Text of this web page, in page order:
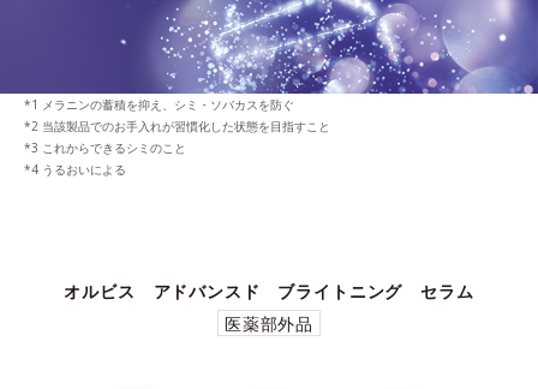
メラニンの蓄積を抑え、シミ・ソバカスを防ぐ
当該製品でのお手入れが習慣化した状態を目指すこと
これからできるシミのこと
うるおいによる
オルビス アドバンスド ブライトニング セラム
医薬部外品